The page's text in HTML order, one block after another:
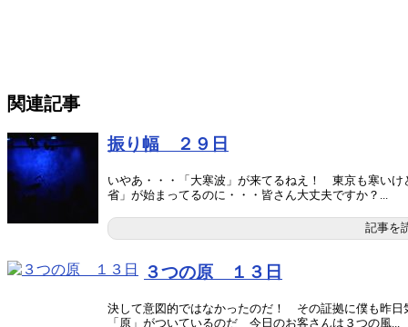
関連記事
振り幅 ２９日
いやあ・・・「大寒波」が来てるねえ！ 東京も寒い
省」が始まってるのに・・・皆さん大丈夫ですか？...
記事を
３つの原 １３日
決して意図的ではなかったのだ！ その証拠に僕も昨
「原」がついているのだ 今日のお客さんは３つの風...